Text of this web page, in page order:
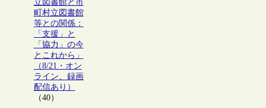
立図書館と市
町村立図書館
等との関係：
「支援」と
「協力」の今
とこれから」
（8/21・オン
ライン、録画
配信あり）
（40）